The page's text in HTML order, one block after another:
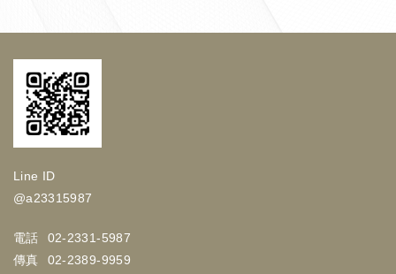
Line ID
@a23315987
電話
02-2331-5987
傳真
02-2389-9959